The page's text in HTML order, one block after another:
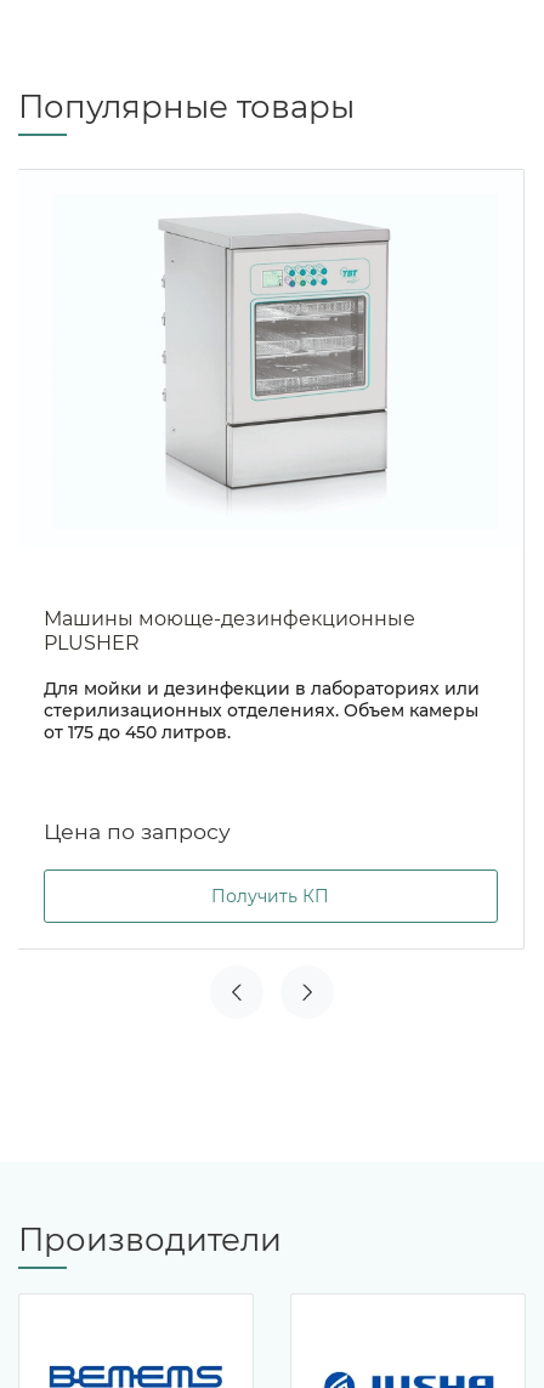
Популярные товары
Машины моюще-дезинфекционные
PLUSHER
Для мойки и дезинфекции в лабораториях или
стерилизационных отделениях. Объем камеры
от 175 до 450 литров.
Цена по запросу
Получить КП
Производители